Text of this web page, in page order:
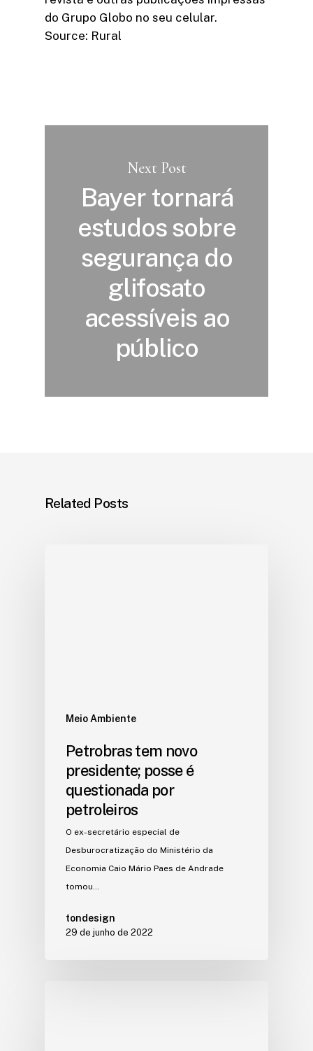
do Grupo Globo no seu celular.
Source: Rural
Next Post
Bayer tornará
estudos sobre
segurança do
glifosato
acessíveis ao
público
Related Posts
Meio Ambiente
Petrobras tem novo
presidente; posse é
questionada por
petroleiros
O ex-secretário especial de
Desburocratização do Ministério da
Economia Caio Mário Paes de Andrade
tomou…
tondesign
29 de junho de 2022